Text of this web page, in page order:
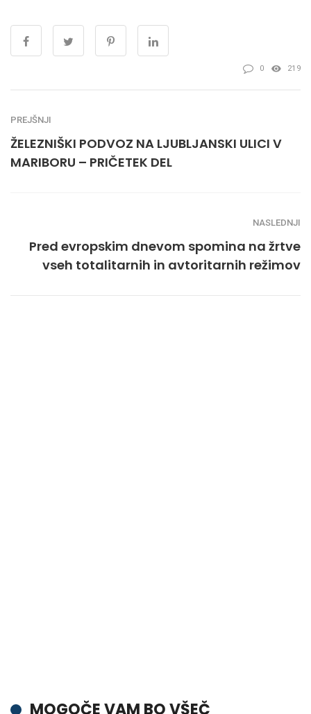
0 219
PREJŠNJI
ŽELEZNIŠKI PODVOZ NA LJUBLJANSKI ULICI V
MARIBORU – PRIČETEK DEL
NASLEDNJI
Pred evropskim dnevom spomina na žrtve
vseh totalitarnih in avtoritarnih režimov